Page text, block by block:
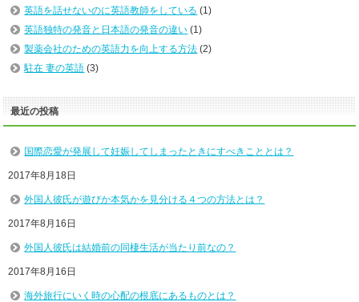
英語を話せないのに英語教師をしている (1)
英語独特の発音と日本語の発音の違い (1)
製薬会社のための英語力を向上する方法 (2)
駐在 妻の英語 (3)
最近の投稿
国際恋愛が発展して妊娠してしまったときにすべきこととは？
2017年8月18日
外国人彼氏が遊びか本気かを見分ける４つの方法とは？
2017年8月16日
外国人彼氏は結婚前の同棲生活が当たり前なの？
2017年8月16日
海外旅行にいく時の心配の根底にあるものとは？